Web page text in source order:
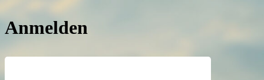
Anmelden